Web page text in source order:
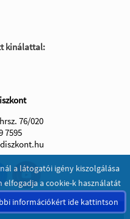
a látogatói igény kiszolgálása
elfogadja a cookie-k használatát
információkért ide kattintson
kinálattal:
76/020
7595